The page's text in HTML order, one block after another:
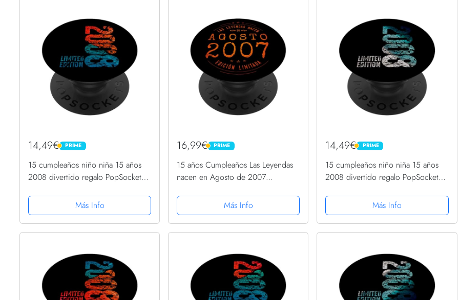
14,49€ PRIME
PRIME
15 cumpleaños niño niña 15 años
2008 divertido regalo PopSockets
Más Info
16,99€ PRIME
PRIME
15 años Cumpleaños Las Leyendas
nacen en Agosto de 2007
Más Info
14,49€ PRIME
PRIME
15 cumpleaños niño niña 15 años
2008 divertido regalo PopSockets
Más Info